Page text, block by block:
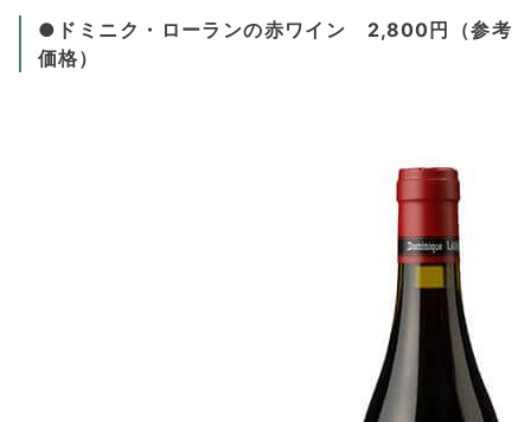
●ドミニク・ローランの赤ワイン 2,800円（参考
価格）